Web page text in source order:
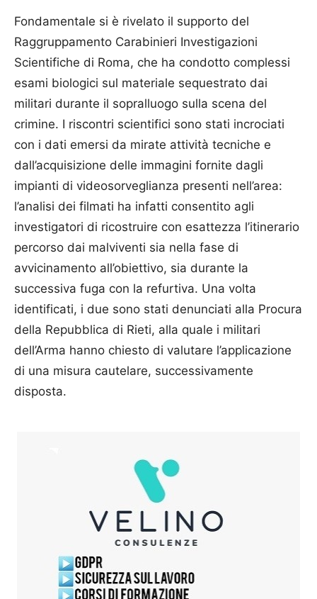
Fondamentale si è rivelato il supporto del
Raggruppamento Carabinieri Investigazioni
Scientifiche di Roma, che ha condotto complessi
esami biologici sul materiale sequestrato dai
militari durante il sopralluogo sulla scena del
crimine. I riscontri scientifici sono stati incrociati
con i dati emersi da mirate attività tecniche e
dall’acquisizione delle immagini fornite dagli
impianti di videosorveglianza presenti nell’area:
l’analisi dei filmati ha infatti consentito agli
investigatori di ricostruire con esattezza l’itinerario
percorso dai malviventi sia nella fase di
avvicinamento all’obiettivo, sia durante la
successiva fuga con la refurtiva. Una volta
identificati, i due sono stati denunciati alla Procura
della Repubblica di Rieti, alla quale i militari
dell’Arma hanno chiesto di valutare l’applicazione
di una misura cautelare, successivamente
disposta.